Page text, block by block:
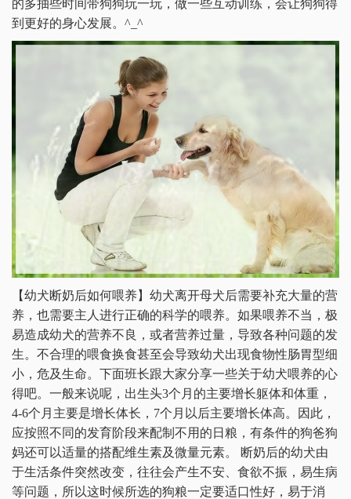
的多抽些时间带狗狗玩一玩，做一些互动训练，会让狗狗得
到更好的身心发展。^_^
【幼犬断奶后如何喂养】幼犬离开母犬后需要补充大量的营
养，也需要主人进行正确的科学的喂养。如果喂养不当，极
易造成幼犬的营养不良，或者营养过量，导致各种问题的发
生。不合理的喂食换食甚至会导致幼犬出现食物性肠胃型细
小，危及生命。下面班长跟大家分享一些关于幼犬喂养的心
得吧。一般来说呢，出生头3个月的主要增长躯体和体重，
4-6个月主要是增长体长，7个月以后主要增长体高。因此，
应按照不同的发育阶段来配制不用的日粮，有条件的狗爸狗
妈还可以适量的搭配维生素及微量元素。 断奶后的幼犬由
于生活条件突然改变，往往会产生不安、食欲不振，易生病
等问题，所以这时候所选的狗粮一定要适口性好，易于消